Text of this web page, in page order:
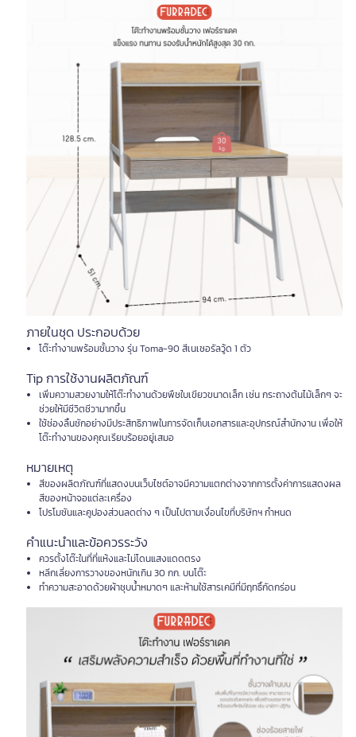
ภายในชุด ประกอบด้วย
โต๊ะทำงานพร้อมชั้นวาง รุ่น Toma-90 สีเนเชอรัลวู้ด 1 ตัว
Tip การใช้งานผลิตภัณฑ์
เพิ่มความสวยงามให้โต๊ะทำงานด้วยพืชใบเขียวขนาดเล็ก เช่น กระถางต้นไม้เล็กๆ จะ
ช่วยให้มีชีวิตชีวามากขึ้น
ใช้ช่องลิ้นชักอย่างมีประสิทธิภาพในการจัดเก็บเอกสารและอุปกรณ์สำนักงาน เพื่อให้
โต๊ะทำงานของคุณเรียบร้อยอยู่เสมอ
หมายเหตุ
สีของผลิตภัณฑ์ที่แสดงบนเว็บไซต์อาจมีความแตกต่างจากการตั้งค่าการแสดงผล
สีของหน้าจอแต่ละเครื่อง
โปรโมชันและคูปองส่วนลดต่าง ๆ เป็นไปตามเงื่อนไขที่บริษัทฯ กำหนด
คำแนะนำและข้อควรระวัง
ควรตั้งโต๊ะในที่ที่แห้งและไม่โดนแสงแดดตรง
หลีกเลี่ยงการวางของหนักเกิน 30 กก. บนโต๊ะ
ทำความสะอาดด้วยผ้าชุบน้ำหมาดๆ และห้ามใช้สารเคมีที่มีฤทธิ์กัดกร่อน